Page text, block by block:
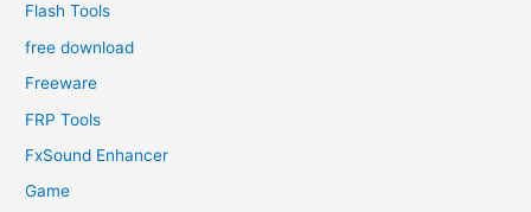
Flash Tools
free download
Freeware
FRP Tools
FxSound Enhancer
Game